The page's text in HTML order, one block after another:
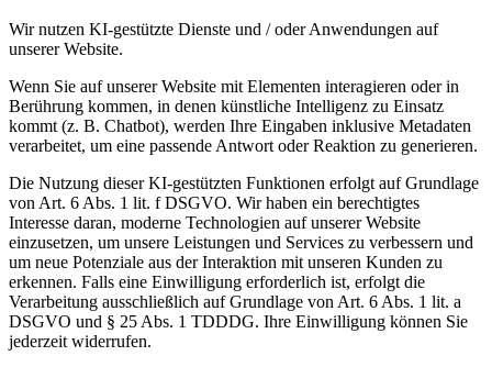
Wir nutzen KI-gestützte Dienste und / oder Anwendungen auf
unserer Website.
Wenn Sie auf unserer Website mit Elementen interagieren oder in
Berührung kommen, in denen künstliche Intelligenz zu Einsatz
kommt (z. B. Chatbot), werden Ihre Eingaben inklusive Metadaten
verarbeitet, um eine passende Antwort oder Reaktion zu generieren.
Die Nutzung dieser KI-gestützten Funktionen erfolgt auf Grundlage
von Art. 6 Abs. 1 lit. f DSGVO. Wir haben ein berechtigtes
Interesse daran, moderne Technologien auf unserer Website
einzusetzen, um unsere Leistungen und Services zu verbessern und
um neue Potenziale aus der Interaktion mit unseren Kunden zu
erkennen. Falls eine Einwilligung erforderlich ist, erfolgt die
Verarbeitung ausschließlich auf Grundlage von Art. 6 Abs. 1 lit. a
DSGVO und § 25 Abs. 1 TDDDG. Ihre Einwilligung können Sie
jederzeit widerrufen.